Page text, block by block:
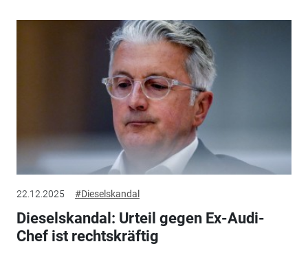
22.12.2025 #Dieselskandal
Dieselskandal: Urteil gegen Ex-Audi-
Chef ist rechtskräftig